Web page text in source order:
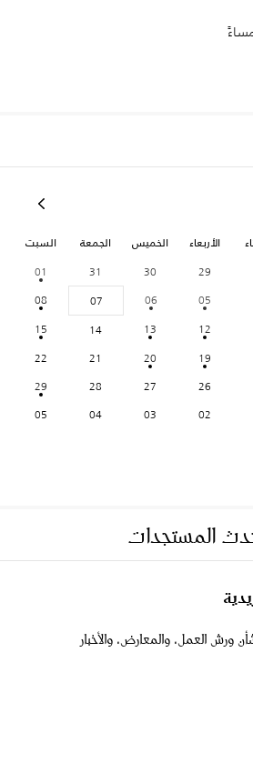
الأربعاء الخميس الجمعة السبت
29
30
31
01
05
06
07
08
12
13
14
15
19
20
21
22
26
27
28
29
02
03
04
05
المستجدات
العمل، والمعارض، والأخبار